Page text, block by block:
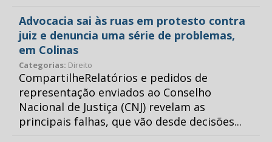
Advocacia sai às ruas em protesto contra
juiz e denuncia uma série de problemas,
em Colinas
Categorias: Direito
CompartilheRelatórios e pedidos de
representação enviados ao Conselho
Nacional de Justiça (CNJ) revelam as
principais falhas, que vão desde decisões...